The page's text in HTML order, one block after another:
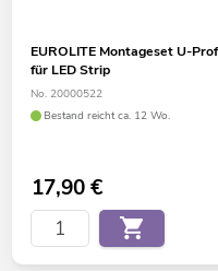
EUROLITE Montageset U-
für LED Strip
No. 20000522
Bestand reicht ca. 12 Wo.
17,90€